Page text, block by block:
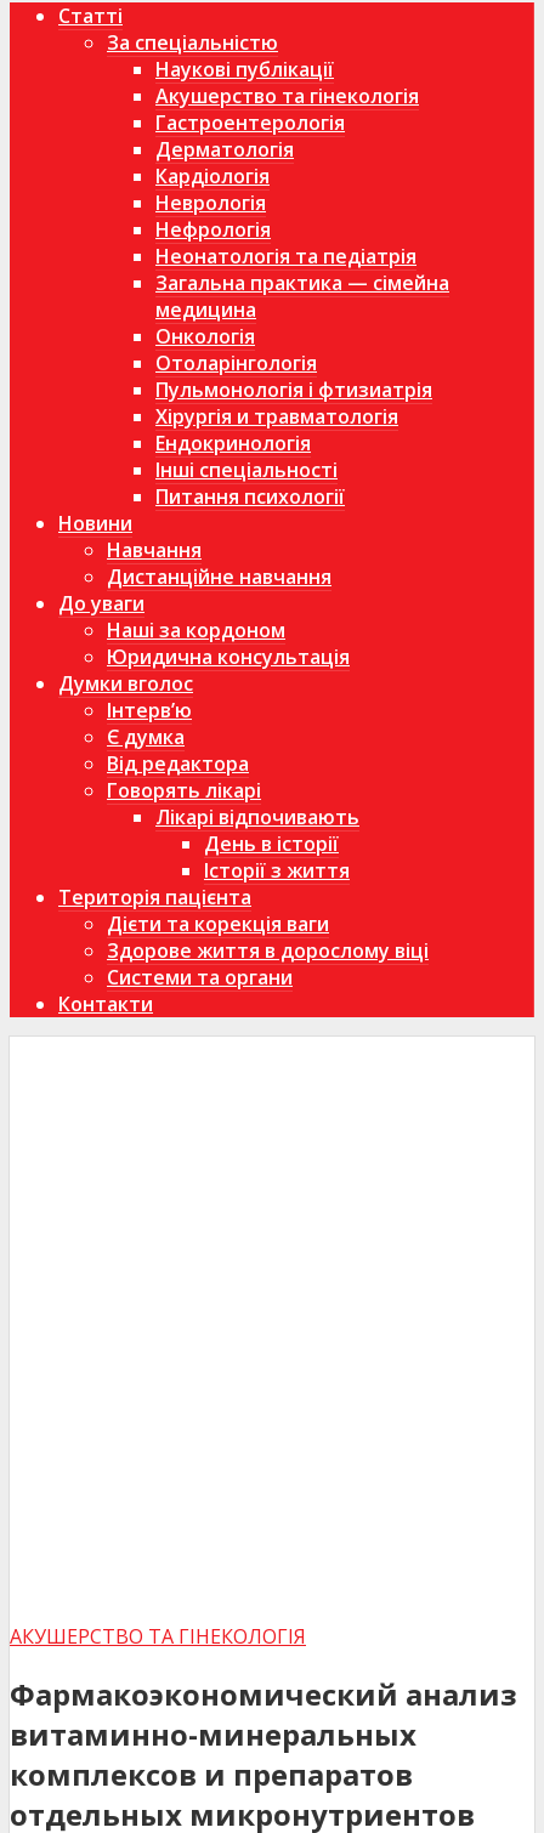
Статті
За спеціальністю
Наукові публікації
Акушерство та гінекологія
Гастроентерологія
Дерматологія
Кардіологія
Неврологія
Нефрологія
Неонатологія та педіатрія
Загальна практика — сімейна
медицина
Онкологія
Отоларінгологія
Пульмонологія і фтизиатрія
Хірургія и травматологія
Ендокринологія
Інші спеціальності
Питання психології
Новини
Навчання
Дистанційне навчання
До уваги
Наші за кордоном
Юридична консультація
Думки вголос
Інтерв’ю
Є думка
Від редактора
Говорять лікарі
Лікарі відпочивають
День в історії
Історії з життя
Територія пацієнта
Дієти та корекція ваги
Здорове життя в дорослому віці
Системи та органи
Контакти
АКУШЕРСТВО ТА ГІНЕКОЛОГІЯ
Фармакоэкономический анализ
витаминно-минеральных
комплексов и препаратов
отдельных микронутриентов